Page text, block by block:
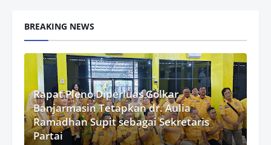
BREAKING NEWS
Rapat Pleno Diperluas Golkar
Banjarmasin Tetapkan dr. Aulia
Ramadhan Supit sebagai Sekretaris
Partai